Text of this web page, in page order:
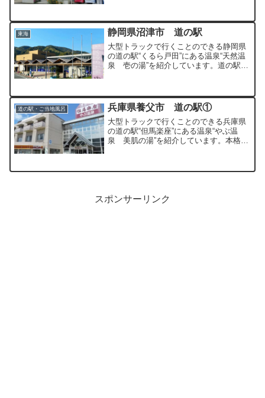
東海 静岡県沼津市 道の駅
大型トラックで行くことのできる静岡県
の道の駅“くるら戸田”にある温泉“天然温
泉 壱の湯”を紹介しています。道の駅併
道の駅・ご当地風呂 兵庫県養父市 道の駅①
大型トラックで行くことのできる兵庫県
の道の駅“但馬楽座”にある温泉“やぶ温
泉 美肌の湯”を紹介しています。本格的
スポンサーリンク